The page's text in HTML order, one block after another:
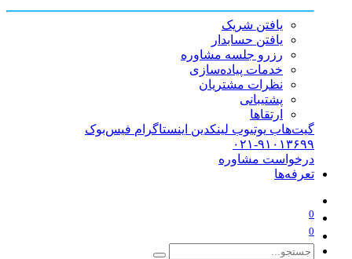
یافتن شریک
یافتن حسابدار
رزرو جلسه مشاوره
خدمات پیاده‌سازی
نظرات مشتریان
پشتیبانی
ارتقاها
گیت‌هاب یوتیوب لینکدین اینستاگرام فیس‌بوک
۰۲۱-۹۱۰۱۳۶۹۹
درخواست مشاوره
تعرفه‌ها
0
0